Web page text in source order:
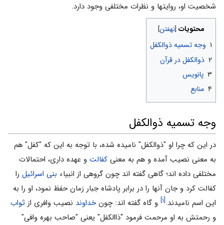
شخصیت او، روایتها و نظرات مختلفی وجود دارد.
محتویات
۱ وجه تسمیه ذوالکفل
۲ ذوالکفل در قرآن
۳ پانویس
۴ منابع
وجه تسمیه ذوالکفل
در این که چرا او "ذوالکفل" نامیده شده، با توجه به این که "کفل" هم
به معنى نصیب آمده و هم به معنى کفالت و عهده دارى، احتمالات
مختلفى داده اند؛ گاهی گفته اند چون گروهى از انبیاء بنى اسرائیل را
کفالت کرد و جان آنها را در برابر پادشاه جبار زمان حفظ نمود، او را به
این اسم نامیدند.[۱] و گاه گفته اند: چونخداوند نصیب وافرى از ثواب
و رحمتش به او مرحمت فرمود "ذاالکفل" یعنى "صاحب بهره وافى"